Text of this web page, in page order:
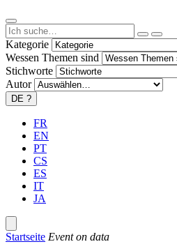
Kategorie
Wessen Themen sind
Stichworte
Autor
DE ?
FR
EN
PT
CS
ES
IT
JA
Startseite Event on data